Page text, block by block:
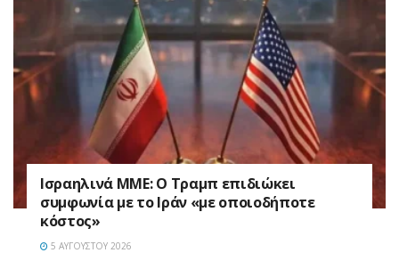
Ισραηλινά ΜΜΕ: Ο Τραμπ επιδιώκει
συμφωνία με το Ιράν «με οποιοδήποτε
κόστος»
5 ΑΥΓΟΎΣΤΟΥ 2026